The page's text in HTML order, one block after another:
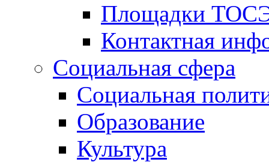
Площадки
Контактная
Социальная сфера
Социальная
Образование
Культура